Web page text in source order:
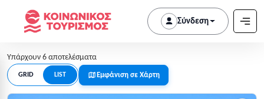
Σύνδεση
Υπάρχουν 6 αποτελέσματα
GRID LIST Εμφάνιση σε Χάρτη